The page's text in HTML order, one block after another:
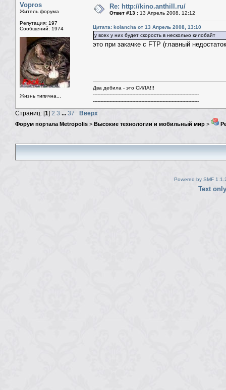
Vopros
Житель форума
Репутация: 197
Сообщений: 1974
Жизнь типична...
Re: http://kino.anthill.ru/
Ответ #13 : 13 Апрель 2008, 12:12
Цитата: kolancha от 13 Апрель 2008, 13:10
у всех у них будет скорость в несколько килобайт
это при закачке с FTP (главный
Два дебила - это СИЛА!!!
----------------------------------------------------------------------
----------------------------------------------------------------------
Страниц: [1] 2 3 ... 37 Вверх
Форум портала Metropolis > Высокие технологии и мобильный мир >
Powered by SMF
Text